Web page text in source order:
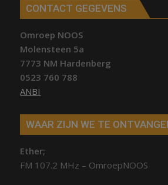
CONTACT GEGEVENS
Omroep NOOS
Molensteen 5a
7773 NM Hardenberg
0523 760 788
ANBI
WAAR ZIJN WE TE
Ether;
FM 107.2 MHz – OmroepNOOS